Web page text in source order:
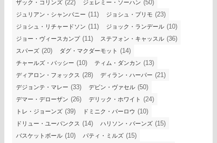
ザック・コリンズ (22) ジェレミー・ソーハン (50)
ジュリアン・シャンパニー (11) ジョシュ・プリモ (23)
ジョシュ・リチャードソン (11) ジョック・ランデール (10)
ジョー・ヴィースカンプ(11) ステフォン・キャッスル (36)
スパーズ (20) ダグ・マクダーモット (14)
チャールズ・バッシー (10) ティム・ダンカン (13)
ディアロン・フォックス (28) ディラン・ハーパー (21)
デジョンテ・マレー (33) デビン・ヴァセル (50)
デマー・デローザン (26) デリック・ホワイト (24)
トレ・ジョーンズ (39) ドミニク・バーロウ (10)
ドリュー・ユーバンクス (14) ハリソン・バーンズ (15)
バスケットボール (10) パティ・ミルズ (15)